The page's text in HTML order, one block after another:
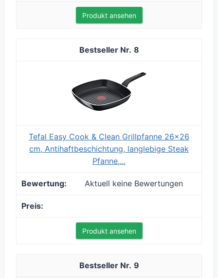
Produkt ansehen
8
Tefal Easy Cook & Clean Grillpfanne 26x26
cm, Antihaftbeschichtung, langlebige Steak
Pfanne,...
Aktuell keine Bewertungen
Produkt ansehen
9